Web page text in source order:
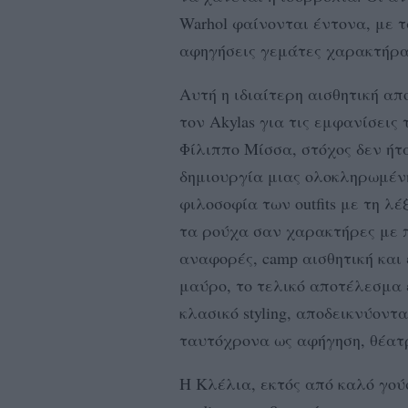
Warhol φαίνονται έντονα, με
αφηγήσεις γεμάτες
Αυτή η ιδιαίτερη αισθητική
τον Akylas για τις
Φίλιππο Μίσσα, στόχος δεν
δημιουργία μιας
φιλοσοφία των outfits με τη
τα ρούχα σαν χαρακτήρες με
αναφορές, camp αισθητική
μαύρο, το τελικό αποτέλεσμα
κλασικό styling,
ταυτόχρονα ως αφήγηση,
H Κλέλια, εκτός από καλό